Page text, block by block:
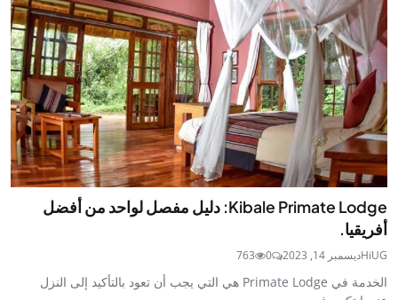
Kibale Primate Lodge: دليل مفصل لواحد من أفضل
أفريقيا.
HiUGديسمبر 14, 2023 0
763
الخدمة في Primate Lodge هي التي يجب أن تعود بالتأكيد إلى النزل